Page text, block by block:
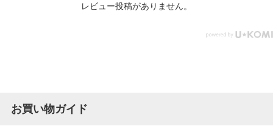
レビュー投稿がありません。
お買い物ガイド